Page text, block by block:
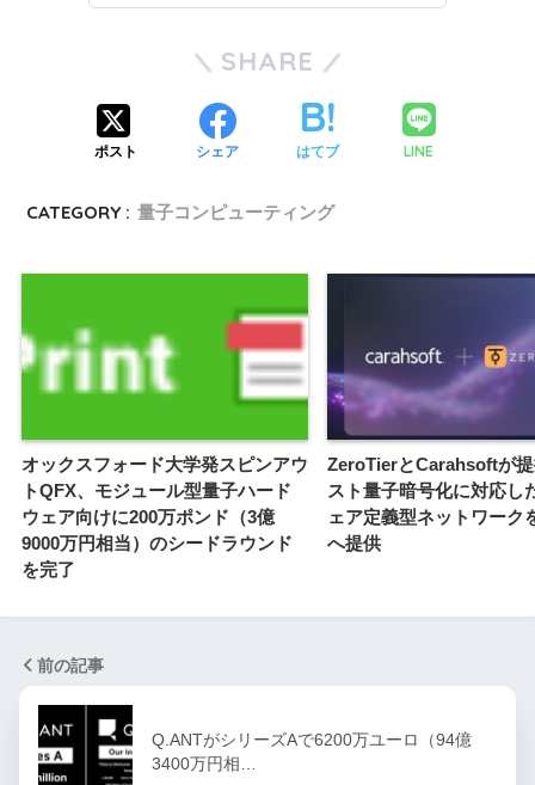
SHARE
ポスト シェア はてブ LINE
CATEGORY : 量子コンピューティング
オックスフォード大学発スピンアウ
トQFX、モジュール型量子ハード
ウェア向けに200万ポンド（3億
9000万円相当）のシードラウンド
を完了
ZeroTierとCarahsoftが
スト量子暗号化に対応し
ェア定義型ネットワーク
へ提供
前の記事
Q.ANTがシリーズAで6200万ユーロ（94億
3400万円相…